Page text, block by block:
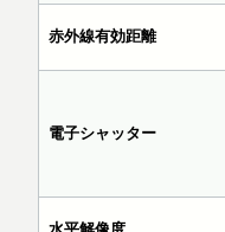
赤外線有効距離
電子シャッター